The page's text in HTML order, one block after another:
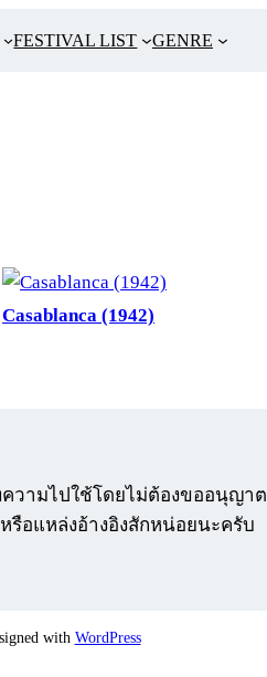
FESTIVAL LIST GENRE
Casablanca (1942)
วามไปใช้โดยไม่ต้องขออนุญาต
รือแหล่งอ้างอิงสักหน่อยนะครับ
with WordPress